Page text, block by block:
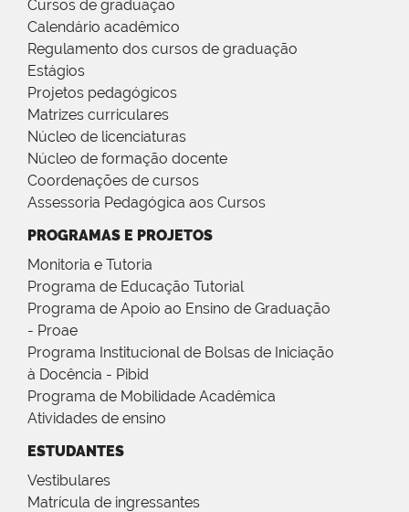
Cursos de graduação
Calendário acadêmico
Regulamento dos cursos de graduação
Estágios
Projetos pedagógicos
Matrizes curriculares
Núcleo de licenciaturas
Núcleo de formação docente
Coordenações de cursos
Assessoria Pedagógica aos Cursos
PROGRAMAS E PROJETOS
Monitoria e Tutoria
Programa de Educação Tutorial
Programa de Apoio ao Ensino de Graduação
- Proae
Programa Institucional de Bolsas de Iniciação
à Docência - Pibid
Programa de Mobilidade Acadêmica
Atividades de ensino
ESTUDANTES
Vestibulares
Matrícula de ingressantes